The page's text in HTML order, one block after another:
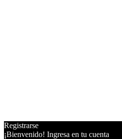
Registrarse
¡Bienvenido! Ingresa en tu cuenta